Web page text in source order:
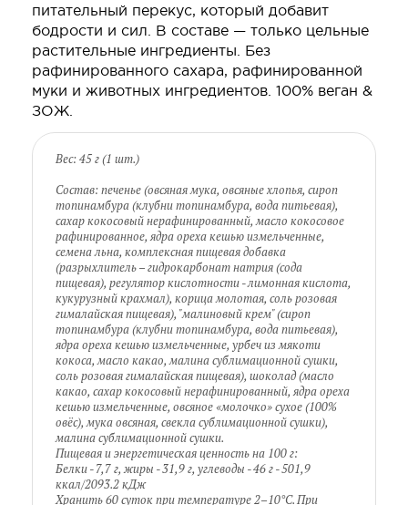
питательный перекус, который добавит
бодрости и сил. В составе — только цельные
растительные ингредиенты. Без
рафинированного сахара, рафинированной
муки и животных ингредиентов. 100% веган &
ЗОЖ.
Вес: 45 г (1 шт.)
Состав: печенье (овсяная мука, овсяные хлопья, сироп
топинамбура (клубни топинамбура, вода питьевая),
сахар кокосовый нерафинированный, масло кокосовое
рафинированное, ядра ореха кешью измельченные,
семена льна, комплексная пищевая добавка
(разрыхлитель – гидрокарбонат натрия (сода
пищевая), регулятор кислотности - лимонная кислота,
кукурузный крахмал), корица молотая, соль розовая
гималайская пищевая), "малиновый крем" (сироп
топинамбура (клубни топинамбура, вода питьевая),
ядра ореха кешью измельченные, урбеч из мякоти
кокоса, масло какао, малина сублимационной сушки,
соль розовая гималайская пищевая), шоколад (масло
какао, сахар кокосовый нерафинированный, ядра ореха
кешью измельченные, овсяное «молочко» сухое (100%
овёс), мука овсяная, свекла сублимационной сушки),
малина сублимационной сушки.
Пищевая и энергетическая ценность на 100 г:
Белки - 7,7 г, жиры - 31,9 г, углеводы - 46 г - 501,9
ккал/2093.2 кДж
Хранить 60 суток при температуре 2–10°C. При